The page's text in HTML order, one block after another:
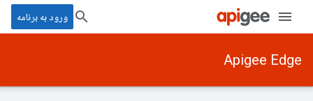
ورود به برنامه
Apigee Edge